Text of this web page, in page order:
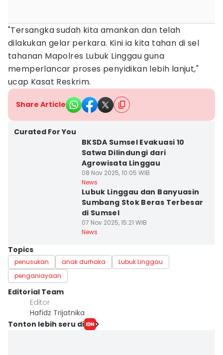
"Tersangka sudah kita amankan dan telah
dilakukan gelar perkara. Kini ia kita tahan di sel
tahanan Mapolres Lubuk Linggau guna
memperlancar proses penyidikan lebih lanjut,"
ucap Kasat Reskrim.
Share Article
Curated For You
BKSDA Sumsel Evakuasi 10
Satwa Dilindungi dari
Agrowisata Linggau
08 Nov 2025, 10:05 WIB
News
Lubuk Linggau dan Banyuasin
Sumbang Stok Beras Terbesar
di Sumsel
07 Nov 2025, 15:21 WIB
News
Topics
penusukan anak durhaka
Lubuk Linggau
penganiayaan
Editorial Team
Editor
Hafidz Trijatnika
Tonton lebih seru di